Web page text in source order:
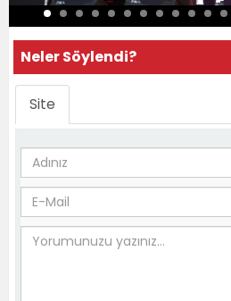
Neler Söylendi?
Site